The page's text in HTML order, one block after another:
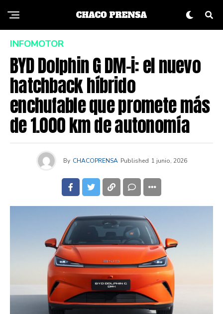
INFOMOTOR
BYD Dolphin G DM-i: el nuevo
hatchback híbrido
enchufable que promete más
de 1.000 km de autonomía
By CHACOPRENSA Published 1 junio, 2026